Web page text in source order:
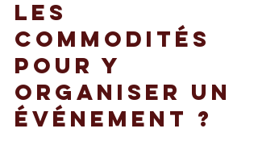
les
commodités
pour y
organiser un
événement ?